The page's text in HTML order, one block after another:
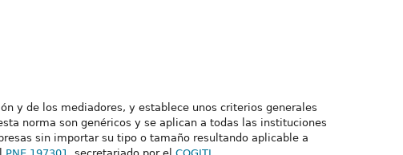
y de los mediadores, y establece unos criterios generales
norma son genéricos y se aplican a todas las instituciones
sin importar su tipo o tamaño resultando aplicable a